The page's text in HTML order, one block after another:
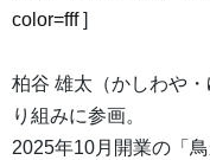
color=fff]
柏谷 雄太（かしわや
り組みに参画。
2025年10月開業の「